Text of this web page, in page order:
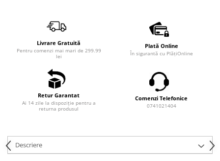
Livrare Gratuită
Pentru comenzi mai mari de 299.99
lei
Plată Online
În sigurantă cu PlățiOnline
Retur Garantat
Ai 14 zile la dispoziție pentru a
returna produsul
Comenzi Telefonice
0741021404
Descriere